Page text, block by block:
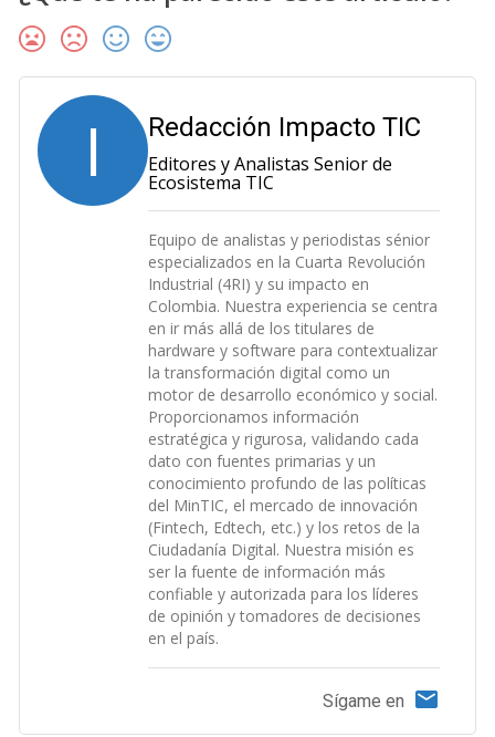
I Redacción Impacto TIC
Editores y Analistas Senior de
Ecosistema TIC
Equipo de analistas y periodistas sénior
especializados en la Cuarta Revolución
Industrial (4RI) y su impacto en
Colombia. Nuestra experiencia se centra
en ir más allá de los titulares de
hardware y software para contextualizar
la transformación digital como un
motor de desarrollo económico y social.
Proporcionamos información
estratégica y rigurosa, validando cada
dato con fuentes primarias y un
conocimiento profundo de las políticas
del MinTIC, el mercado de innovación
(Fintech, Edtech, etc.) y los retos de la
Ciudadanía Digital. Nuestra misión es
ser la fuente de información más
confiable y autorizada para los líderes
de opinión y tomadores de decisiones
en el país.
Sígame en